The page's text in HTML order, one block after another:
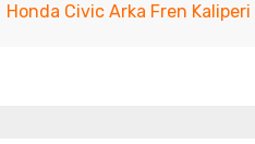
Honda Civic Arka Fren